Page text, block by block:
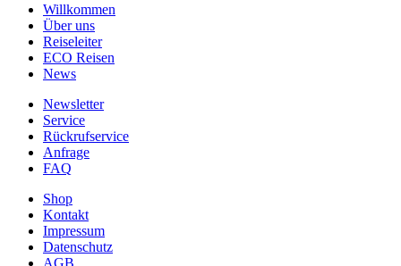
Willkommen
Über uns
Reiseleiter
ECO Reisen
News
Newsletter
Service
Rückrufservice
Anfrage
FAQ
Shop
Kontakt
Impressum
Datenschutz
AGB